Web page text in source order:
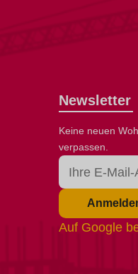
Newsletter
Keine neuen
verpassen.
Auf Google